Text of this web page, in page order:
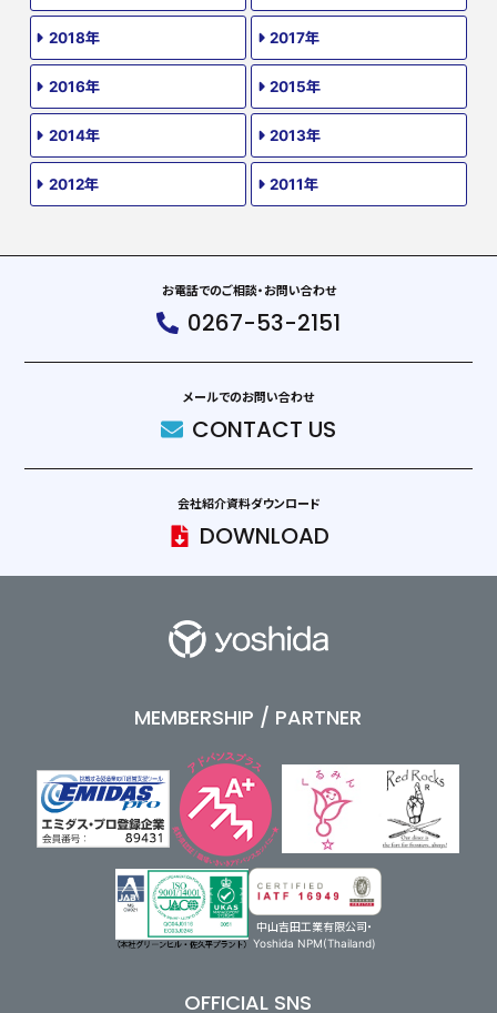
2018年 2017年
2016年 2015年
2014年 2013年
2012年 2011年
お電話でのご相談・お問い合わせ
0267-53-2151
メールでのお問い合わせ
CONTACT US
会社紹介資料ダウンロード
DOWNLOAD
MEMBERSHIP / PARTNER
中山吉田工業有限公司・
Yoshida NPM(Thailand)
OFFICIAL SNS